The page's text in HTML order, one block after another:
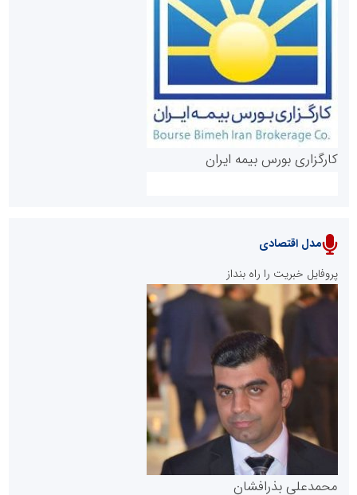
روابط عمومی خبرگزاری گزارش خبر
پایگاه خبری نهضت ملی مسکن
پایگاه خبری گفتمان یزد
کارگزاری بورس بیمه ایران
سازمان بورس و اوراق بهادار
مرجع اخبار موثق در بازارسرمایه
مدل اقتصادی
پروفایل خبریت را راه بنداز
محمدعلی بذرافشان